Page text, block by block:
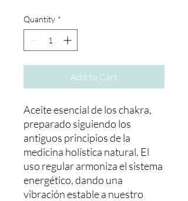
Quantity *
Add to Cart
Aceite esencial de los chakra,
preparado siguiendo los
antiguos principios de la
medicina holística natural. El
uso regular armoniza el sistema
energético, dando una
vibración estable a nuestro